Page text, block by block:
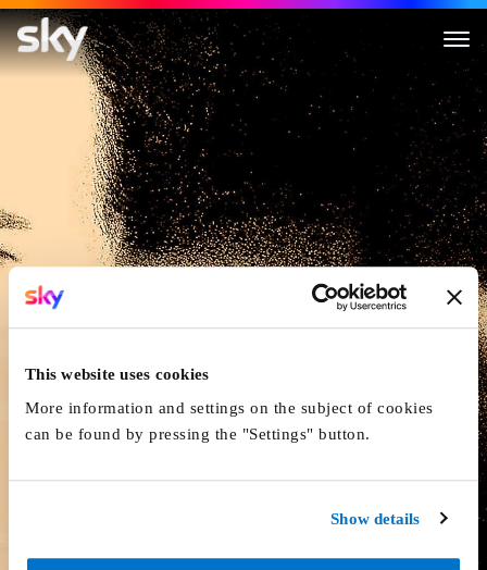
This website uses cookies
More information and settings on the subject of cookies
can be found by pressing the "Settings" button.
Show details
Philadelphia